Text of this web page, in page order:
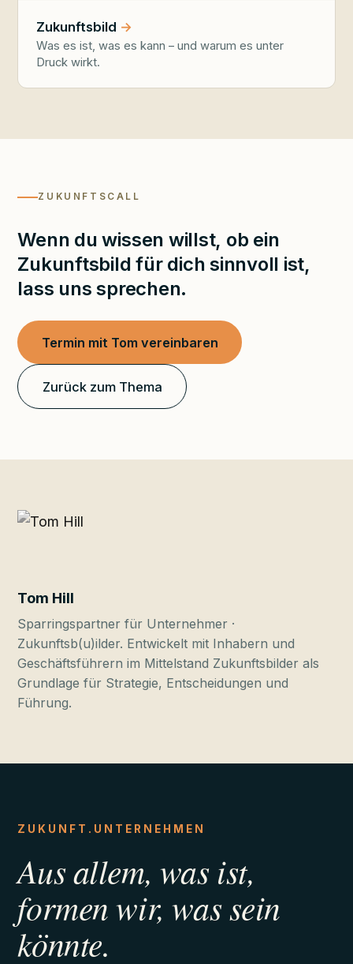
Zukunftsbild
Was es ist, was es kann – und warum es unter
Druck wirkt.
ZUKUNFTSCALL
Wenn du wissen willst, ob ein
Zukunftsbild für dich sinnvoll ist,
lass uns sprechen.
Termin mit Tom vereinbaren
Zurück zum Thema
Tom Hill
Sparringspartner für Unternehmer ·
Zukunftsb(u)ilder. Entwickelt mit Inhabern und
Geschäftsführern im Mittelstand Zukunftsbilder als
Grundlage für Strategie, Entscheidungen und
Führung.
ZUKUNFT.UNTERNEHMEN
Aus allem, was ist,
formen wir, was sein
könnte.